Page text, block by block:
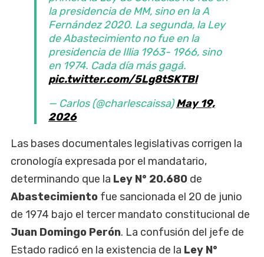
la presidencia de MM, sino en la A
Fernández 2020. La segunda, la Ley
de Abastecimiento no fue en la
presidencia de Illia 1963- 1966, sino
en 1974. Cada día más gagá.
pic.twitter.com/5Lg8tSKTBl
— Carlos (@charlescaissa)May 19,
2026
Las bases documentales legislativas corrigen la
cronología expresada por el mandatario,
determinando que la Ley N° 20.680 de
Abastecimiento fue sancionada el 20 de junio
de 1974 bajo el tercer mandato constitucional de
Juan Domingo Perón. La confusión del jefe de
Estado radicó en la existencia de la Ley N°